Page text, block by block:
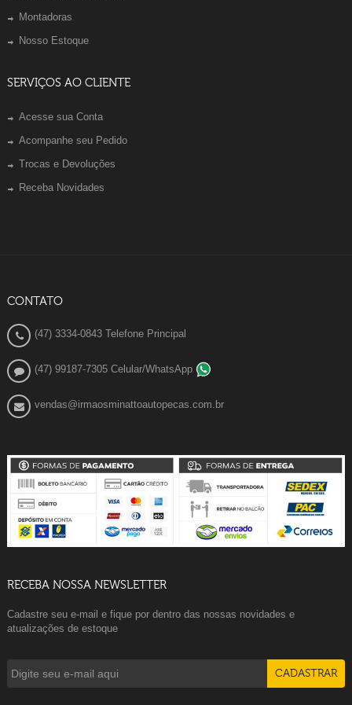
Montadoras
Nosso Estoque
SERVIÇOS AO CLIENTE
Acesse sua Conta
Acompanhe seu Pedido
Trocas e Devoluções
Receba Novidades
CONTATO
(47) 3334-0843 Telefone Principal
(47) 99187-7305 Celular/WhatsApp
vendas@irmaosminattoautopecas.com.br
RECEBA NOSSA NEWSLETTER
Cadastre seu e-mail e fique por dentro das nossas novidades e
atualizações de estoque